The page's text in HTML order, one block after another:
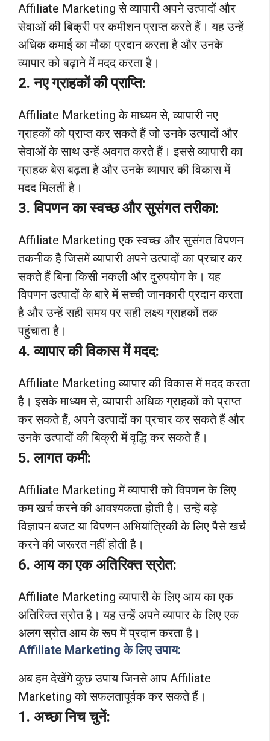
Affiliate Marketing से व्यापारी अपने उत्पादों और
सेवाओं की बिक्री पर कमीशन प्राप्त करते हैं। यह उन्हें
अधिक कमाई का मौका प्रदान करता है और उनके
व्यापार को बढ़ाने में मदद करता है।
2. नए ग्राहकों की प्राप्ति:
Affiliate Marketing के माध्यम से, व्यापारी नए
ग्राहकों को प्राप्त कर सकते हैं जो उनके उत्पादों और
सेवाओं के साथ उन्हें अवगत करते हैं। इससे व्यापारी का
ग्राहक बेस बढ़ता है और उनके व्यापार की विकास में
मदद मिलती है।
3. विपणन का स्वच्छ और सुसंगत तरीका:
Affiliate Marketing एक स्वच्छ और सुसंगत विपणन
तकनीक है जिसमें व्यापारी अपने उत्पादों का प्रचार कर
सकते हैं बिना किसी नकली और दुरुपयोग के। यह
विपणन उत्पादों के बारे में सच्ची जानकारी प्रदान करता
है और उन्हें सही समय पर सही लक्ष्य ग्राहकों तक
पहुंचाता है।
4. व्यापार की विकास में मदद:
Affiliate Marketing व्यापार की विकास में मदद करता
है। इसके माध्यम से, व्यापारी अधिक ग्राहकों को प्राप्त
कर सकते हैं, अपने उत्पादों का प्रचार कर सकते हैं और
उनके उत्पादों की बिक्री में वृद्धि कर सकते हैं।
5. लागत कमी:
Affiliate Marketing में व्यापारी को विपणन के लिए
कम खर्च करने की आवश्यकता होती है। उन्हें बड़े
विज्ञापन बजट या विपणन अभियांत्रिकी के लिए पैसे खर्च
करने की जरूरत नहीं होती है।
6. आय का एक अतिरिक्त स्रोत:
Affiliate Marketing व्यापारी के लिए आय का एक
अतिरिक्त स्रोत है। यह उन्हें अपने व्यापार के लिए एक
अलग स्रोत आय के रूप में प्रदान करता है।
Affiliate Marketing के लिए उपाय:
अब हम देखेंगे कुछ उपाय जिनसे आप Affiliate
Marketing को सफलतापूर्वक कर सकते हैं।
1. अच्छा निच चुनें: